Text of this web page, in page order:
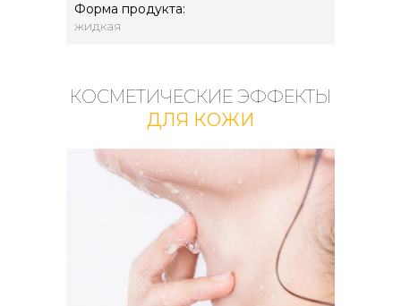
Форма продукта:
жидкая
КОСМЕТИЧЕСКИЕ ЭФФЕКТЫ
ДЛЯ КОЖИ